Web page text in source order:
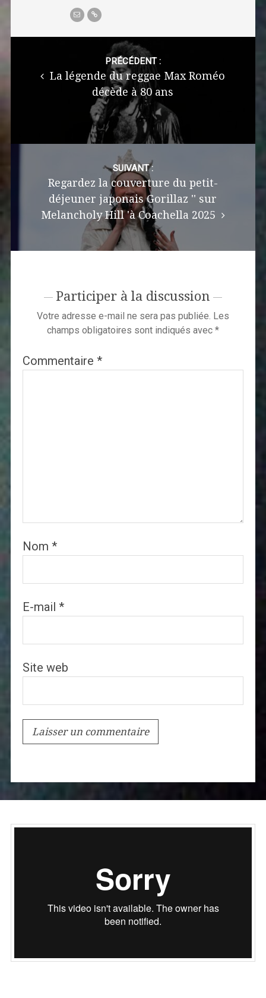
PRÉCÉDENT :
La légende du reggae Max Roméo
décède à 80 ans
SUIVANT :
Regardez la couverture du petit-
déjeuner japonais Gorillaz '' sur
Melancholy Hill 'à Coachella 2025
Participer à la discussion
Votre adresse e-mail ne sera pas publiée. Les
champs obligatoires sont indiqués avec *
Commentaire *
Nom *
E-mail *
Site web